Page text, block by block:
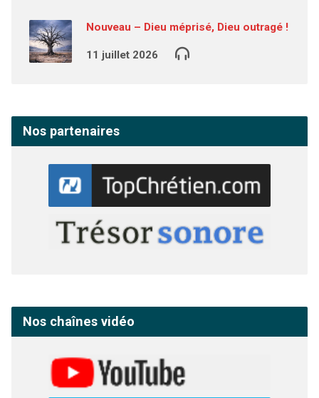
Nouveau – Dieu méprisé, Dieu outragé !
11 juillet 2026
Nos partenaires
Nos chaînes vidéo